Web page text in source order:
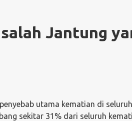
Jantung
utama kematian di
sekitar 31% dari seluruh